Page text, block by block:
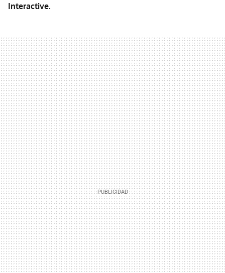
Interactive.